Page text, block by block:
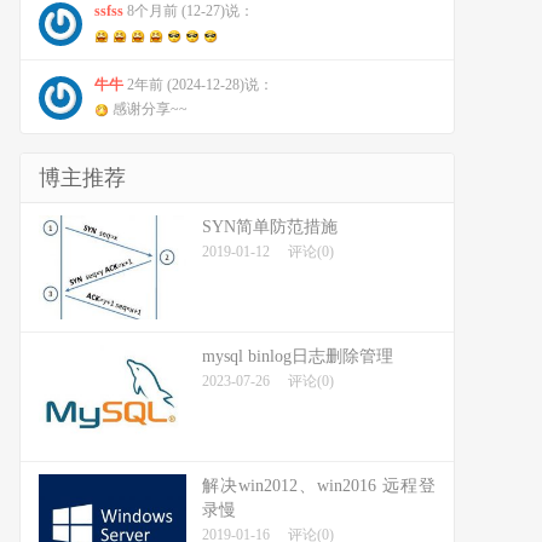
ssfss 8个月前 (12-27)说：
牛牛 2年前 (2024-12-28)说：
感谢分享~~
博主推荐
SYN简单防范措施
2019-01-12 评论(0)
mysql binlog日志删除管理
2023-07-26 评论(0)
解决win2012、win2016 远程登
录慢
2019-01-16 评论(0)